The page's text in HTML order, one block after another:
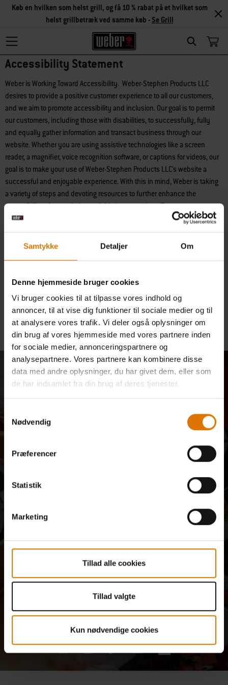
Samtykke Detaljer Om
Denne hjemmeside bruger cookies
Vi bruger cookies til at tilpasse vores indhold og
annoncer, til at vise dig funktioner til sociale medier og til
at analysere vores trafik. Vi deler også oplysninger om
din brug af vores hjemmeside med vores partnere inden
for sociale medier, annonceringspartnere og
analysepartnere. Vores partnere kan kombinere disse
data med andre oplysninger, du har givet dem, eller som
de har indsamlet fra din brug af deres tjenester.
Nødvendig
Præferencer
Statistik
Marketing
Tillad alle cookies
Tillad valgte
Kun nødvendige cookies
Search
Køb en hvilken som helst grill, og få 10 % rabat på et hvilket som
helst grillbetræk ved samme køb - Se Grill
Accessibility Statement
Weber is Working Toward Accessibility. Weber-Stephen Products LLC
desires to provide a positive customer experience to all our customers,
and we aim to promote accessibility and inclusion. Our goal is to permit
our customers, including those with disabilities, to successfully, fully
and equally gather information and transact business through our
website. Whether you are using assistive technologies like a screen
reader, a magnifier, voice recognition software, or captions for videos, our
goal is to make your use of Weber-Stephen Products LLC’s website a
successful and enjoyable experience. With this in mind, Weber is taking
a variety of steps and devoting resources to further enhance the
accessibility of our website, and this is an ongoing effort.
Accessibility Assistance. We want you to contact us if you have difficulty
Products LLC mobile app or tool, or if you have any feedback. If you have
a question regarding placing an order or if you have any feedback or
please call us at800-446-1071or email us
support@weberstephen.comand we will work with you to provide the
information, item, or transaction you seek through a communication
method or that is accessible for you and consistent with applicable law
(for example, through telephone support).
Bliv en del af vores
fællesskab: 10% rabat kun
E-mailopdateringer fra vores fællesskab af grillmestre,
madentusiaster og friluftskokke. Tilmeld dig nu og få 10% rabat på
Tilmeld nu
Ja tak, tilmeld mig nyhedsbreve fra Weber-Stephen Nordic og Weber-Stephen
Deutschland GmbH og modtag Webers bedste grillopskrifter, information om nye
produkter, kommende events samt forbrugerundersøgelser ud fra de oplysninger,
med nyhedsbrevet ved brug af analyseværktøjer. Du kan til enhver tid tilbagekalde
afmeld nyhedsbrev
. Læs venligst voresprivatlivspolitik
Dette websted er beskyttet af reCAPTCHA, og Googlesprivatlivspolitikog
er gældende.